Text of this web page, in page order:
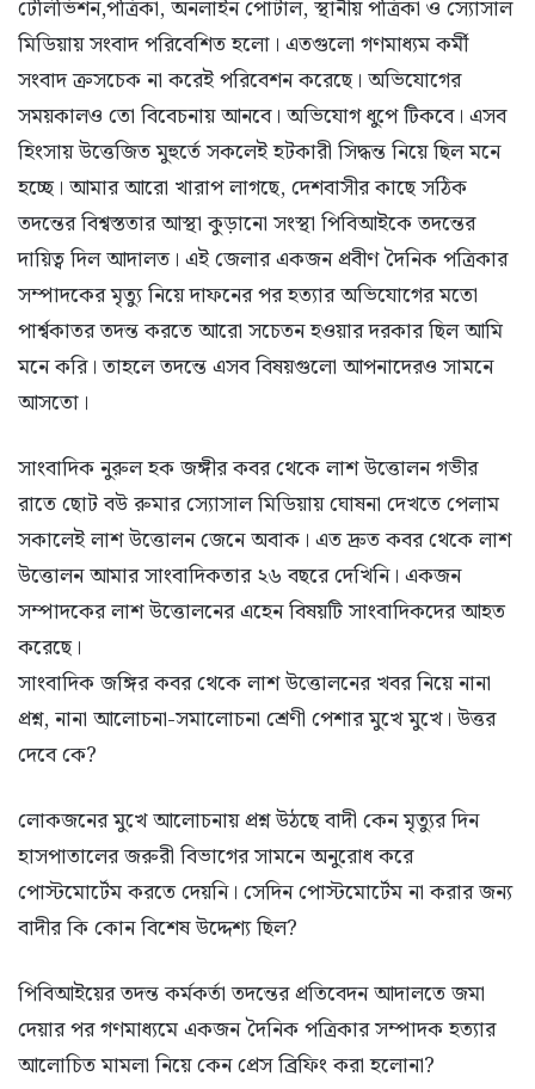
টেলিভিশন,পত্রিকা, অনলাইন পোর্টাল, স্থানীয় পত্রিকা ও স্যোসাল
মিডিয়ায় সংবাদ পরিবেশিত হলো। এতগুলো গণমাধ্যম কর্মী
সংবাদ ক্রসচেক না করেই পরিবেশন করেছে। অভিযোগের
সময়কালও তো বিবেচনায় আনবে। অভিযোগ ধুপে টিকবে। এসব
হিংসায় উত্তেজিত মুহুর্তে সকলেই হটকারী সিদ্ধন্ত নিয়ে ছিল মনে
হচ্ছে। আমার আরো খারাপ লাগছে, দেশবাসীর কাছে সঠিক
তদন্তের বিশ্বস্ততার আস্থা কুড়ানো সংস্থা পিবিআইকে তদন্তের
দায়িত্ব দিল আদালত। এই জেলার একজন প্রবীণ দৈনিক পত্রিকার
সম্পাদকের মৃত্যু নিয়ে দাফনের পর হত্যার অভিযোগের মতো
পার্শ্বকাতর তদন্ত করতে আরো সচেতন হওয়ার দরকার ছিল আমি
মনে করি। তাহলে তদন্তে এসব বিষয়গুলো আপনাদেরও সামনে
আসতো।
সাংবাদিক নুরুল হক জঙ্গীর কবর থেকে লাশ উত্তোলন গভীর
রাতে ছোট বউ রুমার স্যোসাল মিডিয়ায় ঘোষনা দেখতে পেলাম
সকালেই লাশ উত্তোলন জেনে অবাক। এত দ্রুত কবর থেকে লাশ
উত্তোলন আমার সাংবাদিকতার ২৬ বছরে দেখিনি। একজন
সম্পাদকের লাশ উত্তোলনের এহেন বিষয়টি সাংবাদিকদের আহত
করেছে।
সাংবাদিক জঙ্গির কবর থেকে লাশ উত্তোলনের খবর নিয়ে নানা
প্রশ্ন, নানা আলোচনা-সমালোচনা শ্রেণী পেশার মুখে মুখে। উত্তর
দেবে কে?
লোকজনের মুখে আলোচনায় প্রশ্ন উঠছে বাদী কেন মৃত্যুর দিন
হাসপাতালের জরুরী বিভাগের সামনে অনুরোধ করে
পোস্টমোর্টেম করতে দেয়নি। সেদিন পোস্টমোর্টেম না করার জন্য
বাদীর কি কোন বিশেষ উদ্দেশ্য ছিল?
পিবিআইয়ের তদন্ত কর্মকর্তা তদন্তের প্রতিবেদন আদালতে জমা
দেয়ার পর গণমাধ্যমে একজন দৈনিক পত্রিকার সম্পাদক হত্যার
আলোচিত মামলা নিয়ে কেন প্রেস ব্রিফিং করা হলোনা?